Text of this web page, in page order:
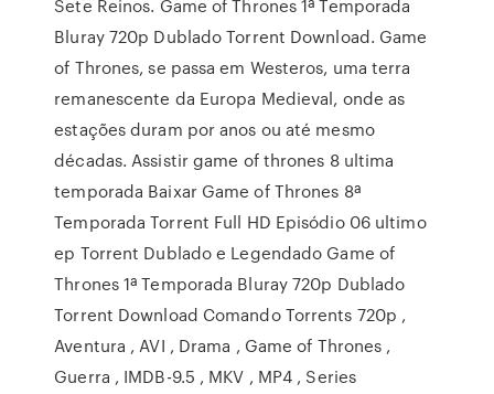
Sete Reinos. Game of Thrones 1ª Temporada
Bluray 720p Dublado Torrent Download. Game
of Thrones, se passa em Westeros, uma terra
remanescente da Europa Medieval, onde as
estações duram por anos ou até mesmo
décadas. Assistir game of thrones 8 ultima
temporada Baixar Game of Thrones 8ª
Temporada Torrent Full HD Episódio 06 ultimo
ep Torrent Dublado e Legendado Game of
Thrones 1ª Temporada Bluray 720p Dublado
Torrent Download Comando Torrents 720p ,
Aventura , AVI , Drama , Game of Thrones ,
Guerra , IMDB-9.5 , MKV , MP4 , Series